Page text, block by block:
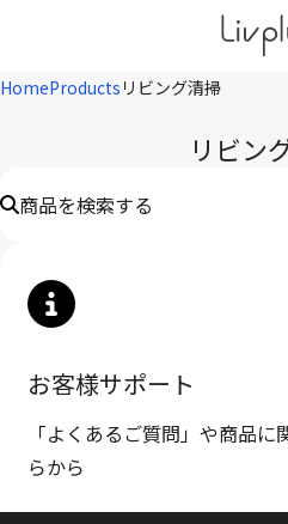
HomeProducts リビング清掃
リビン
商品を検索する
キーワード
※JANや品番・商品名など
ブランド
お客様サポート
「よくあるご質問」や商品
らから